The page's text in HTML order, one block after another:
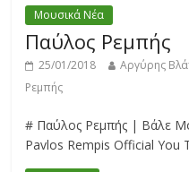
Μουσικά Νέα
Παύλος Ρεμπής
25/01/2018 Αργύρης
Ρεμπής
# Παύλος Ρεμπής | Βάλε
Pavlos Rempis Official You